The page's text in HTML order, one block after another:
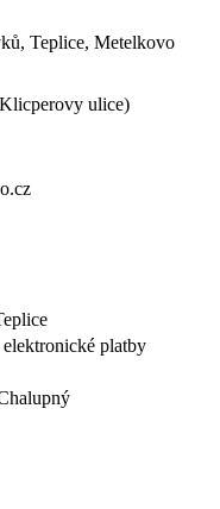
Teplice, Metelkovo
ulice)
platby